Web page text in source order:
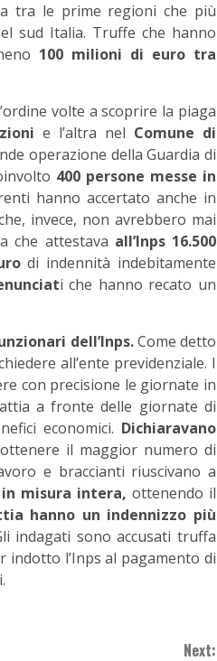
tra le prime regioni che più
sud Italia. Truffe che hanno
100 milioni di euro tra
volte a scoprire la piaga
e l’altra nel Comune di
operazione della Guardia di
400 persone messe in
hanno accertato anche in
invece, non avrebbero mai
che attestava all’Inps 16.500
di indennità indebitamente
i che hanno recato un
dell’Inps.Come detto
all’ente previdenziale. I
con precisione le giornate in
a fronte delle giornate di
economici. Dichiaravano
il maggior numero di
e braccianti riuscivano a
misura intera, ottenendo il
hanno un indennizzo più
indagati sono accusati truffa
l’Inps al pagamento di
Next: